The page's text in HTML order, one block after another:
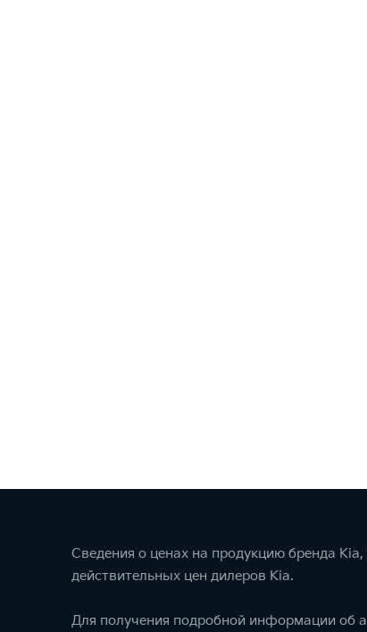
Сведения о ценах на продукцию бренда
действительных цен дилеров Kia.
Для получения подробной информации об